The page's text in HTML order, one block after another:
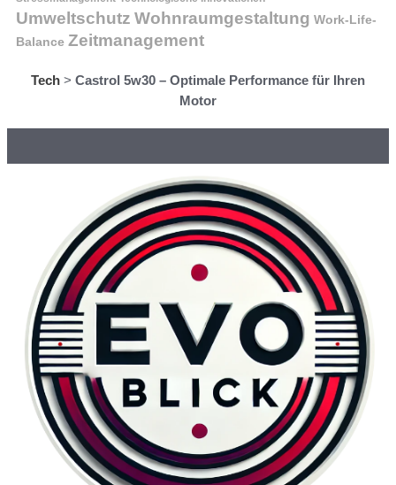
Umweltschutz Wohnraumgestaltung Work-Life-
Balance Zeitmanagement
Tech > Castrol 5w30 – Optimale Performance für Ihren
Motor